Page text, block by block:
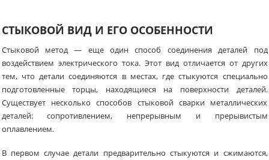
СТЫКОВОЙ ВИД И ЕГО ОСОБЕННОСТИ
Стыковой метод — еще один способ соединения деталей под
воздействием электрического тока. Этот вид отличается от других
тем, что детали соединяются в местах, где стыкуются специально
подготовленные торцы, находящиеся на поверхности деталей.
Существует несколько способов стыковой сварки металлических
деталей: сопротивлением, непрерывным и прерывистым
оплавлением.
В первом случае детали предварительно стыкуются и сжимаются,